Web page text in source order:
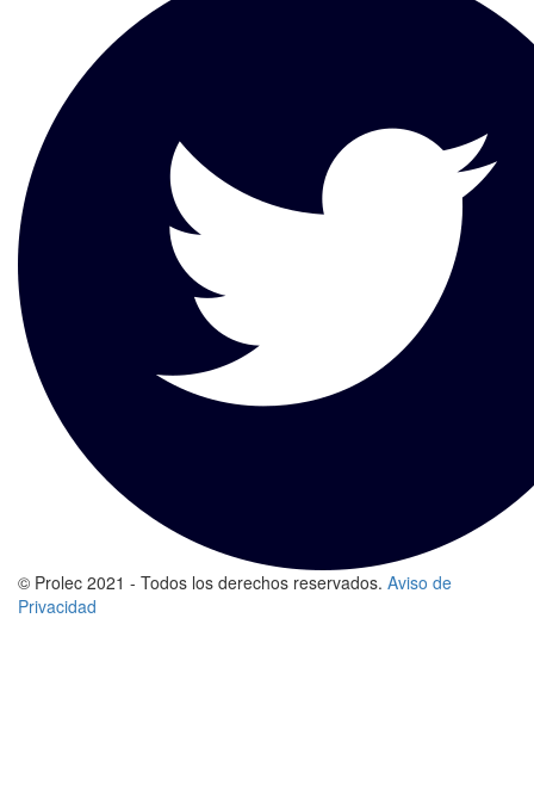
© Prolec 2021 - Todos los derechos reservados. Aviso de
Privacidad